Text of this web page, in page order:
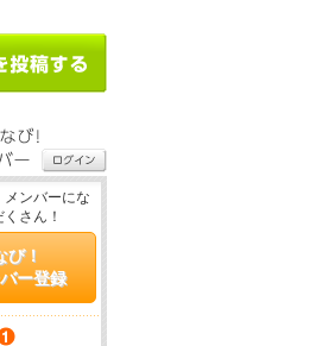
メンバーにな
さん！
び！
ー登録